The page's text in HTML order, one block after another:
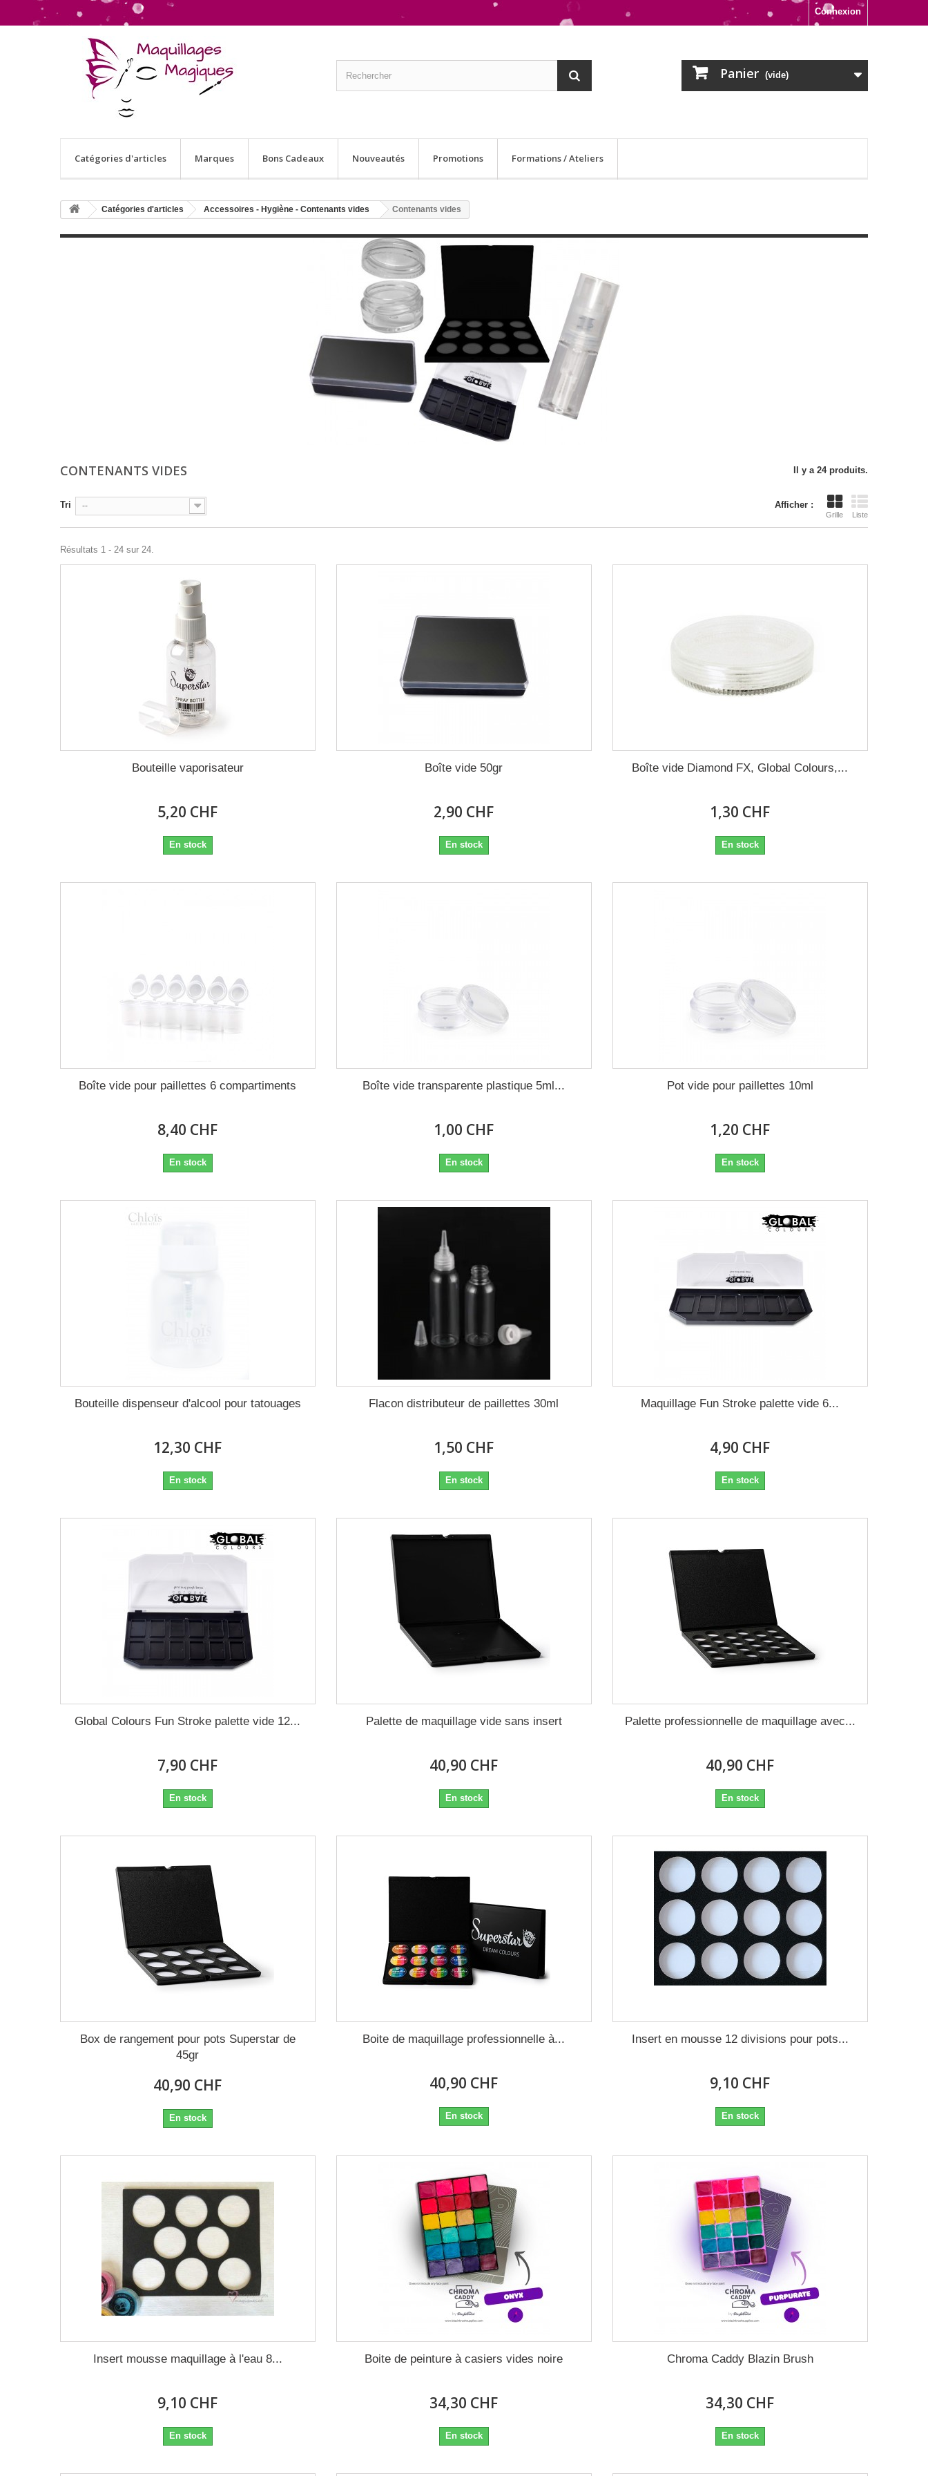
Connexion
Panier (vide)
Catégories d'articles Marques Bons Cadeaux Nouveautés Promotions Formations / Ateliers
Catégories d'articles Accessoires - Hygiène - Contenants vides Contenants vides
CONTENANTS VIDES Il y a 24 produits.
Afficher :
Grille Liste
Tri --
Résultats 1 - 24 sur 24.
Bouteille vaporisateur
5,20 CHF
En stock
Boîte vide 50gr
2,90 CHF
En stock
Boîte vide Diamond FX, Global Colours,...
1,30 CHF
En stock
Boîte vide pour paillettes 6 compartiments
8,40 CHF
En stock
Boîte vide transparente plastique 5ml...
1,00 CHF
En stock
Pot vide pour paillettes 10ml
1,20 CHF
En stock
Bouteille dispenseur d'alcool pour tatouages
12,30 CHF
En stock
Flacon distributeur de paillettes 30ml
1,50 CHF
En stock
Maquillage Fun Stroke palette vide 6...
4,90 CHF
En stock
Global Colours Fun Stroke palette vide 12...
7,90 CHF
En stock
Palette de maquillage vide sans insert
40,90 CHF
En stock
Palette professionnelle de maquillage avec...
40,90 CHF
En stock
Box de rangement pour pots Superstar de
45gr
40,90 CHF
En stock
Boite de maquillage professionnelle à...
40,90 CHF
En stock
Insert en mousse 12 divisions pour pots...
9,10 CHF
En stock
Insert mousse maquillage à l'eau 8...
9,10 CHF
En stock
Boite de peinture à casiers vides noire
34,30 CHF
En stock
Chroma Caddy Blazin Brush
34,30 CHF
En stock